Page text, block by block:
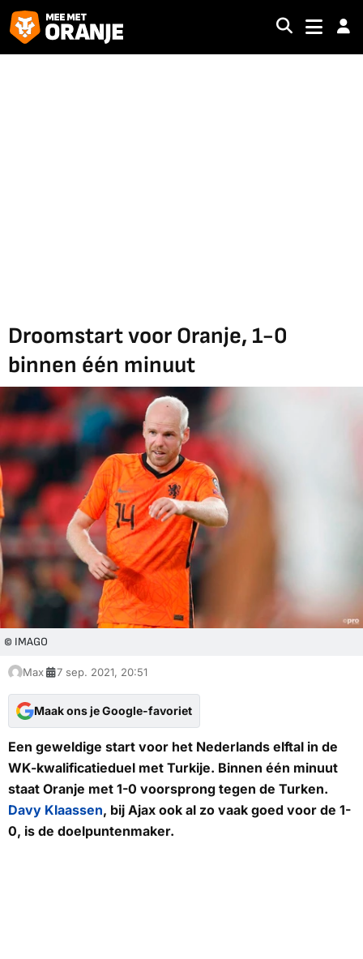
Droomstart voor Oranje, 1-0
binnen één minuut
© IMAGO
Max 7 sep. 2021, 20:51
Maak ons je Google-favoriet
Een geweldige start voor het Nederlands elftal in de
WK-kwalificatieduel met Turkije. Binnen één minuut
staat Oranje met 1-0 voorsprong tegen de Turken.
Davy Klaassen, bij Ajax ook al zo vaak goed voor de 1-
0, is de doelpuntenmaker.